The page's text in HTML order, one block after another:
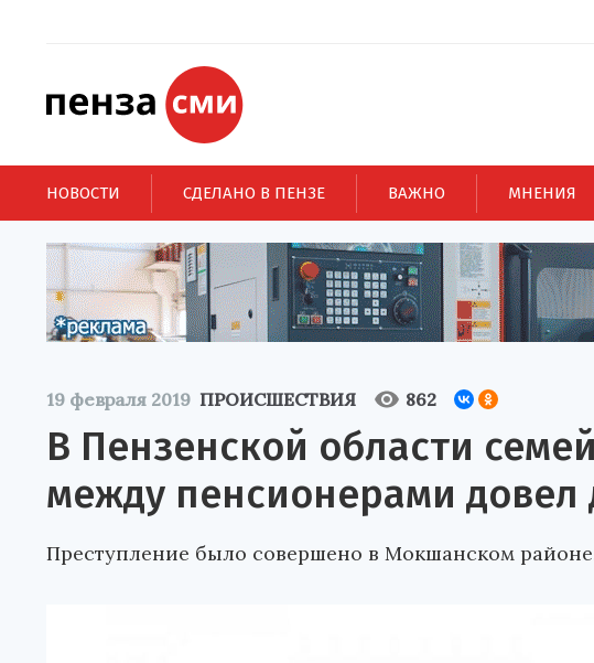
НОВОСТИ СДЕЛАНО В ПЕНЗЕ ВАЖНО МНЕНИЯ
19 февраля 2019 ПРОИСШЕСТВИЯ 862
В Пензенской области
между пенсионерами довел
Преступление было совершено в Мокшанском